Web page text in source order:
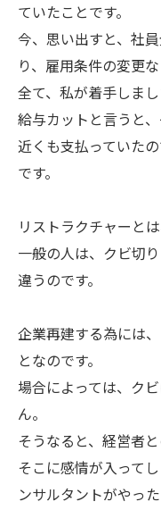
ていたことです。
今、思い出すと、社
り、雇用条件の変更
全て、私が着手しまし
給与カットと言うと
近くも支払っていた
です。
リストラクチャーと
一般の人は、クビ切
違うのです。
企業再建する為には
となのです。
場合によっては、ク
ん。
そうなると、経営者
そこに感情が入って
ンサルタントがやっ